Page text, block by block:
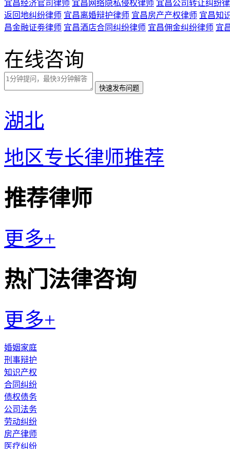
宜昌经济官司律师 宜昌网络隐私侵权律师 宜昌公司转让纠纷
返回地纠纷律师 宜昌离婚辩护律师 宜昌房产产权律师 宜昌知
昌金融证劵律师 宜昌酒店合同纠纷律师 宜昌佣金纠纷律师 宜
在线咨询
湖北
地区专长律师推荐
推荐律师
更多+
热门法律咨询
更多+
婚姻家庭
刑事辩护
知识产权
合同纠纷
债权债务
公司法务
劳动纠纷
房产律师
医疗纠纷